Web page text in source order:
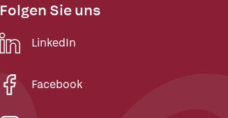
Folgen Sie uns
LinkedIn
Facebook